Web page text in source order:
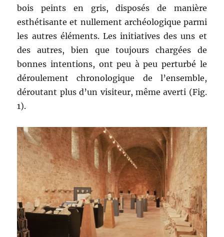
bois peints en gris, disposés de manière
esthétisante et nullement archéologique parmi
les autres éléments. Les initiatives des uns et
des autres, bien que toujours chargées de
bonnes intentions, ont peu à peu perturbé le
déroulement chronologique de l’ensemble,
déroutant plus d’un visiteur, même averti (Fig.
1).